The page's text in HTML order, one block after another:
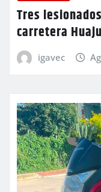
Tres
carretera
igavec